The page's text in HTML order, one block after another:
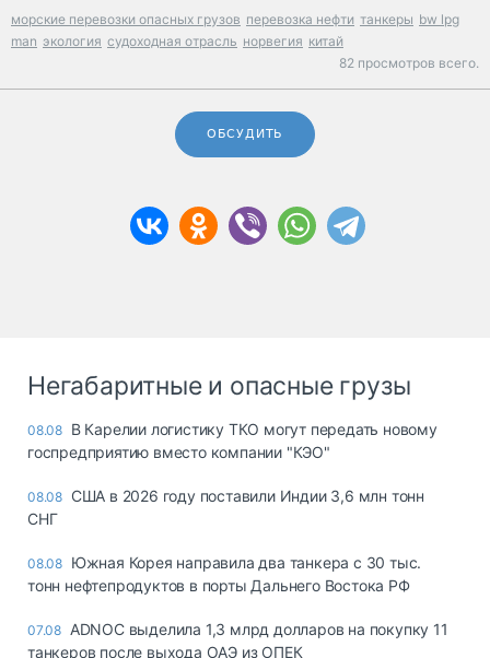
морские перевозки опасных грузов перевозка нефти танкеры bw lpg
man экология судоходная отрасль норвегия китай
82 просмотров всего.
ОБСУДИТЬ
Негабаритные и опасные грузы
08.08 В Карелии логистику ТКО могут передать новому
госпредприятию вместо компании "КЭО"
08.08 США в 2026 году поставили Индии 3,6 млн тонн
СНГ
08.08 Южная Корея направила два танкера с 30 тыс.
тонн нефтепродуктов в порты Дальнего Востока РФ
07.08 ADNOC выделила 1,3 млрд долларов на покупку 11
танкеров после выхода ОАЭ из ОПЕК